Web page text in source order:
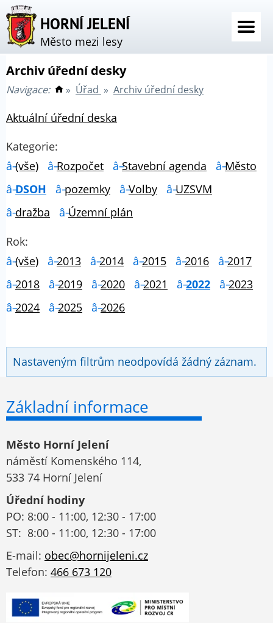
HORNÍ JELENÍ
Město mezi lesy
Archiv úřední desky
Navigace: » Úřad » Archiv úřední desky
Aktuální úřední deska
Kategorie:
(vše)
Rozpočet Stavební agenda
Město
DSOH
pozemky Volby
UZSVM
dražba
Územní plán
Rok:
(vše)
2013 2014 2015 2016
2017
2018
2019 2020 2021 2022
2023
2024
2025 2026
Nastaveným filtrům neodpovídá žádný záznam.
Základní informace
Město Horní Jelení
náměstí Komenského 114,
533 74 Horní Jelení
Úřední hodiny
PO: 8:00 - 11:00, 12:30 - 17:00
ST: 8:00 - 11:00, 12:30 - 17:00
E-mail: obec@hornijeleni.cz
Telefon: 466 673 120